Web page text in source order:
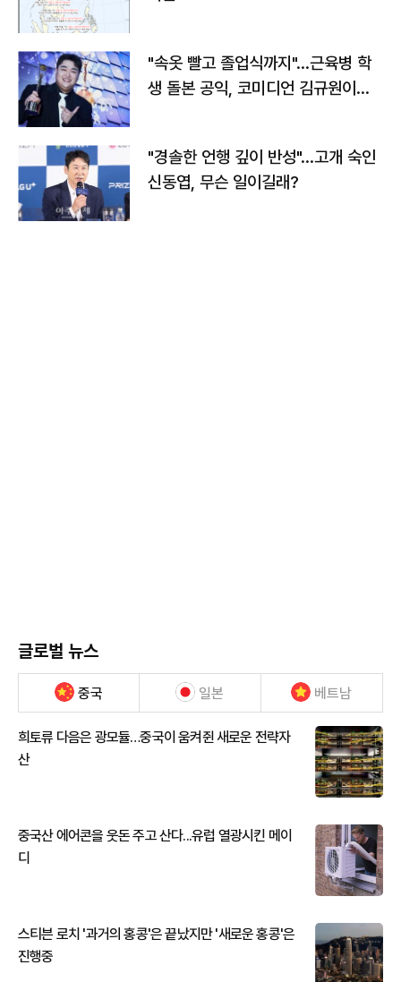
"속옷 빨고 졸업식까지"…근육병 학
생 돌본 공익, 코미디언 김규원이었
"경솔한 언행 깊이 반성"…고개 숙인
신동엽, 무슨 일이길래?
글로벌 뉴스
중국 일본 베트남
희토류 다음은 광모듈…중국이 움켜쥔 새로운 전략자
산
중국산 에어콘을 웃돈 주고 산다...유럽 열광시킨 메이
디
스티븐 로치 '과거의 홍콩'은 끝났지만 '새로운 홍콩'은
진행중